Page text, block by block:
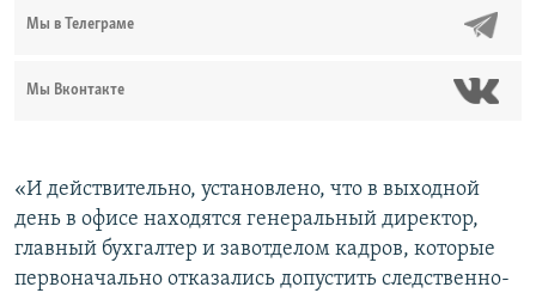
Мы в Телеграме
Мы Вконтакте
«И действительно, установлено, что в выходной
день в офисе находятся генеральный директор,
главный бухгалтер и завотделом кадров, которые
первоначально отказались допустить следственно-